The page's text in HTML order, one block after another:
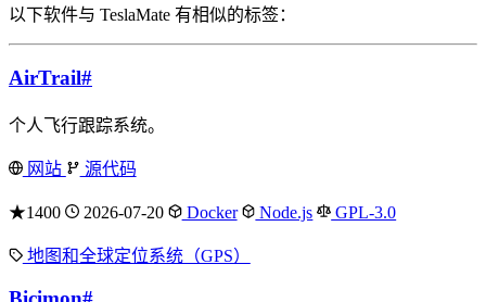
以下软件与 TeslaMate 有相似的标签：
AirTrail#
个人飞行跟踪系统。
网站 源代码
★1400 2026-07-20 Docker Node.js GPL-3.0
地图和全球定位系统（GPS）